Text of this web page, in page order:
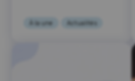
À la une Actualités